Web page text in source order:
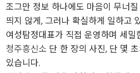
조그만 정보 하나에도 마음이 무너
띄지 않게, 그러나 확실하게 일하고
여성탐정대표가 직접 운영하며 세밀
청주흥신소 단 한 장의 사진, 단 몇
있습니다.